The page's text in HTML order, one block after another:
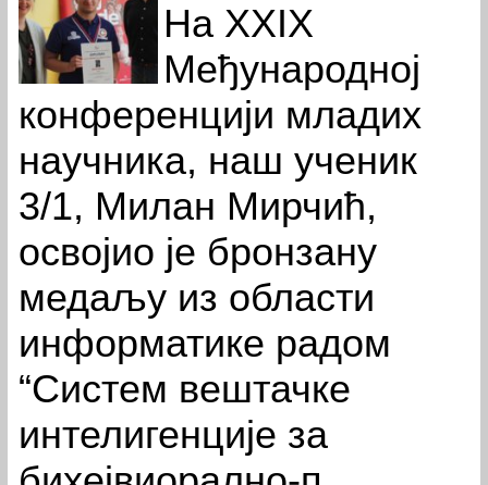
На XXIX
Међународној
конференцији младих
научника, наш ученик
3/1, Милан Мирчић,
освојио је бронзану
медаљу из области
информатике радом
“Систем вештачке
интелигенције за